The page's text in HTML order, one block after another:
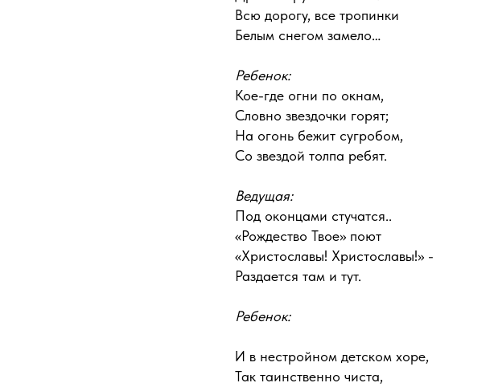
Всю дорогу, все тропинки
Белым снегом замело…
Ребенок:
Кое-где огни по окнам,
Словно звездочки горят;
На огонь бежит сугробом,
Со звездой толпа ребят.
Ведущая:
Под оконцами стучатся..
«Рождество Твое» поют
«Христославы! Христославы!» -
Раздается там и тут.
Ребенок:
И в нестройном детском хоре,
Так таинственно чиста,